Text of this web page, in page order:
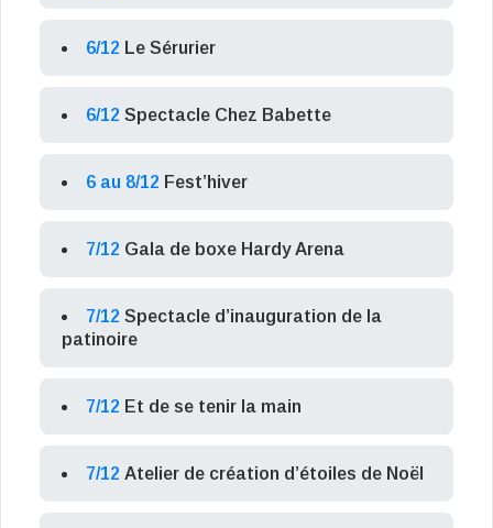
6/12 Le Sérurier
6/12 Spectacle Chez Babette
6 au 8/12 Fest’hiver
7/12 Gala de boxe Hardy Arena
7/12 Spectacle d’inauguration de la
patinoire
7/12 Et de se tenir la main
7/12 Atelier de création d’étoiles de Noël